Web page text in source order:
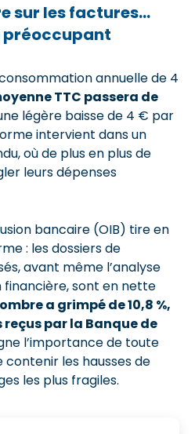
sur les factures…
préoccupant
annuelle de 4
TTC passera de
légère baisse de 4 € par
intervient dans un
où de plus en plus de
leurs dépenses
bancaire (OIB) tire en
: les dossiers de
avant même l’analyse
sont en nette
a grimpé de 10,8 %,
reçus par la Banque de
l’importance de toute
les hausses de
les plus fragiles.